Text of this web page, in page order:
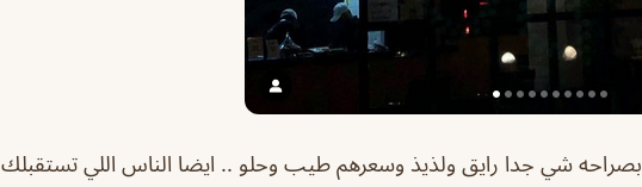
بصراحه شي جدا رايق ولذيذ وسعرهم طيب وحلو .. ايضا الناس اللي تستقبلك